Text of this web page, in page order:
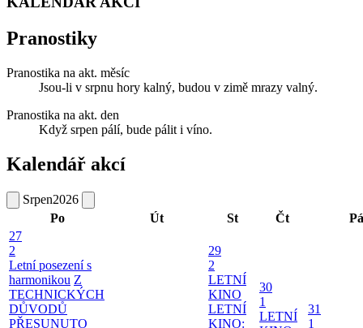
Pranostiky
Pranostika na akt. měsíc
Jsou-li v srpnu hory kalný, budou v zimě mrazy valný.
Pranostika na akt. den
Když srpen pálí, bude pálit i víno.
Kalendář akcí
Srpen2026
Po
Út St Čt
Pá
27
2
Letní posezení s
harmonikou Z
TECHNICKÝCH
DŮVODŮ
PŘESUNUTO
29
2
LETNÍ
KINO
LETNÍ
KINO:
30
1
LETNÍ
31
1